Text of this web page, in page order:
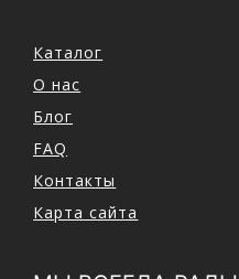
Каталог
О нас
Блог
FAQ
Контакты
Карта сайта